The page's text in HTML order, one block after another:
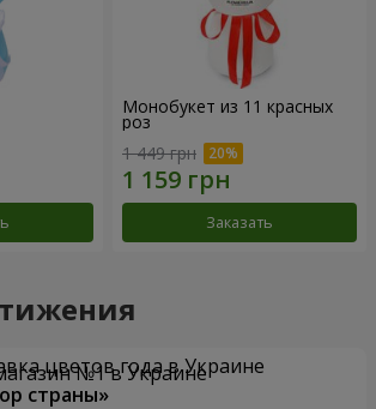
Монобукет из 11 красных
роз
1 449 грн
Заказать
цветов года в Украине
страны»